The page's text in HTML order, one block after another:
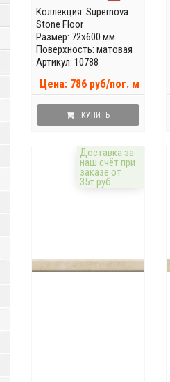
Коллекция: Supernova
Stone Floor
Размер: 72x600 мм
Поверхность: матовая
Артикул: 10788
Цена: 786 руб/пог. м
КУПИТЬ
Доставка за
наш счёт при
заказе от
35т.руб